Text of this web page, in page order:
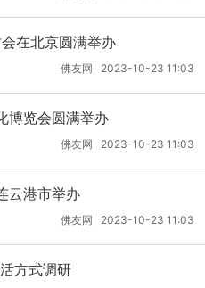
在北京圆满举办
佛友网 2023-10-23 11:03
博览会圆满举办
佛友网 2023-10-23 11:03
云港市举办
佛友网 2023-10-23 11:03
方式调研